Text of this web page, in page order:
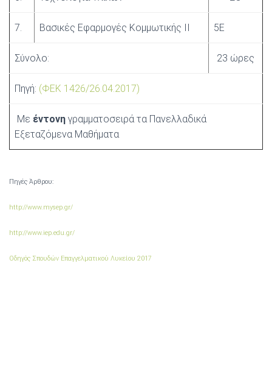
7. Βασικές Εφαρμογές Κομμωτικής ΙΙ 5Ε
Σύνολο: 23 ώρες
Πηγή: (ΦΕΚ 1426/26.04.2017)
Με έντονη γραμματοσειρά τα Πανελλαδικά
Εξεταζόμενα Μαθήματα
Πηγές Άρθρου:
http://www.mysep.gr/
http://www.iep.edu.gr/
Οδηγός Σπουδών Επαγγελματικού Λυκείου 2017